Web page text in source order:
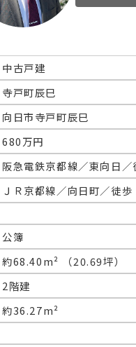
中古戸建
寺戸町辰巳
向日市寺戸町辰巳
680万円
阪急電鉄京都線／東向日
ＪＲ京都線／向日町／徒
公簿
約68.40m² （20.69坪）
2階建
約36.27m²